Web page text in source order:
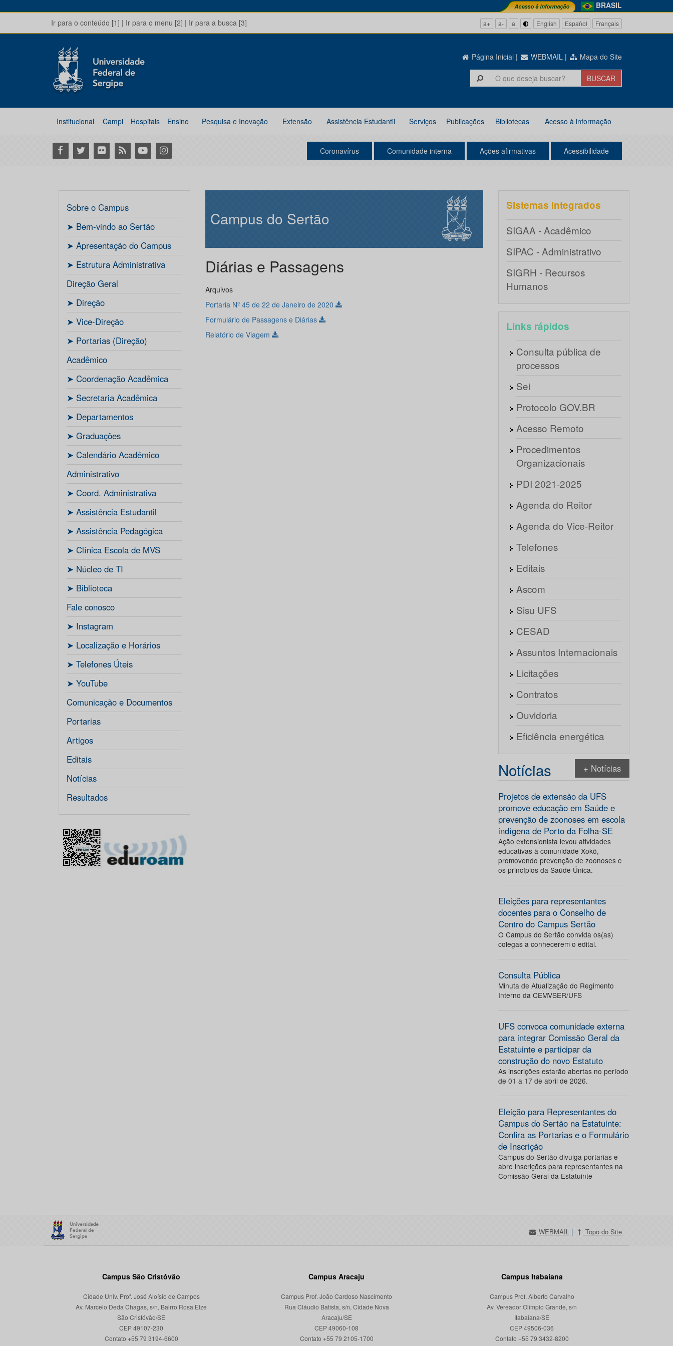
BRASIL
Ir para o conteúdo [1] | Ir para o menu [2] | Ir para a busca [3] a+ a- a English Español Français
Página Inicial | WEBMAIL | Mapa do Site
Institucional Campi Hospitais Ensino Pesquisa e Inovação Extensão Assistência Estudantil Serviços Publicações Bibliotecas Acesso à informação
Facebook
Twitter Flickr RSS YoutubeInstagram Coronavírus Comunidade interna Ações afirmativas Acessibilidade
Sobre o Campus
ㅤ➤ Bem-vindo ao Sertão
ㅤ➤ Apresentação do Campus
ㅤ➤ Estrutura Administrativa
Direção Geral
ㅤ➤ Direção
ㅤ➤ Vice-Direção
ㅤ➤ Portarias (Direção)
Acadêmico
ㅤ➤ Coordenação Acadêmica
ㅤㅤ➤ Secretaria Acadêmica
ㅤ➤ Departamentos
ㅤ➤ Graduações
ㅤ➤ Calendário Acadêmico
Administrativo
ㅤ➤ Coord. Administrativa
ㅤ➤ Assistência Estudantil
ㅤ➤ Assistência Pedagógica
ㅤ➤ Clínica Escola de MVS
ㅤ➤ Núcleo de TI
ㅤ➤ Biblioteca
Fale conosco
ㅤ➤ Instagram
ㅤ➤ Localização e Horários
ㅤ➤ Telefones Úteis
ㅤ➤ YouTube
Comunicação e Documentos
Portarias
Artigos
Editais
Notícias
Resultados
Campus do Sertão
Diárias e Passagens
Arquivos
Portaria Nº 45 de 22 de Janeiro de 2020
Formulário de Passagens e Diárias
Relatório de Viagem
Sistemas integrados
SIGAA - Acadêmico
SIPAC - Administrativo
SIGRH - Recursos
Humanos
Links rápidos
Consulta pública de
processos
Sei
Protocolo GOV.BR
Acesso Remoto
Procedimentos
Organizacionais
PDI 2021-2025
Agenda do Reitor
Agenda do Vice-Reitor
Telefones
Editais
Ascom
Sisu UFS
CESAD
Assuntos Internacionais
Licitações
Contratos
Ouvidoria
Eficiência energética
Notícias + Notícias
Projetos de extensão da UFS
promove educação em Saúde e
prevenção de zoonoses em escola
indígena de Porto da Folha-SE
Ação extensionista levou atividades
educativas à comunidade Xokó,
promovendo prevenção de zoonoses e
os princípios da Saúde Única.
Eleições para representantes
docentes para o Conselho de
Centro do Campus Sertão
O Campus do Sertão convida os(as)
colegas a conhecerem o edital.
Consulta Pública
Minuta de Atualização do Regimento
Interno da CEMVSER/UFS
UFS convoca comunidade externa
para integrar Comissão Geral da
Estatuinte e participar da
construção do novo Estatuto
As inscrições estarão abertas no período
de 01 a 17 de abril de 2026.
Eleição para Representantes do
Campus do Sertão na Estatuinte:
Confira as Portarias e o Formulário
de Inscrição
Campus do Sertão divulga portarias e
abre inscrições para representantes na
Comissão Geral da Estatuinte
WEBMAIL | Topo do Site
Campus São Cristóvão
Cidade Univ. Prof. José Aloísio de Campos
Av. Marcelo Deda Chagas, s/n, Bairro Rosa Elze
São Cristóvão/SE
CEP 49107-230
Campus Aracaju
Campus Prof. João Cardoso Nascimento
Rua Cláudio Batista, s/n, Cidade Nova
Aracaju/SE
CEP 49060-108
Campus Itabaiana
Campus Prof. Alberto Carvalho
Av. Vereador Olímpio Grande, s/n
Itabaiana/SE
CEP 49506-036